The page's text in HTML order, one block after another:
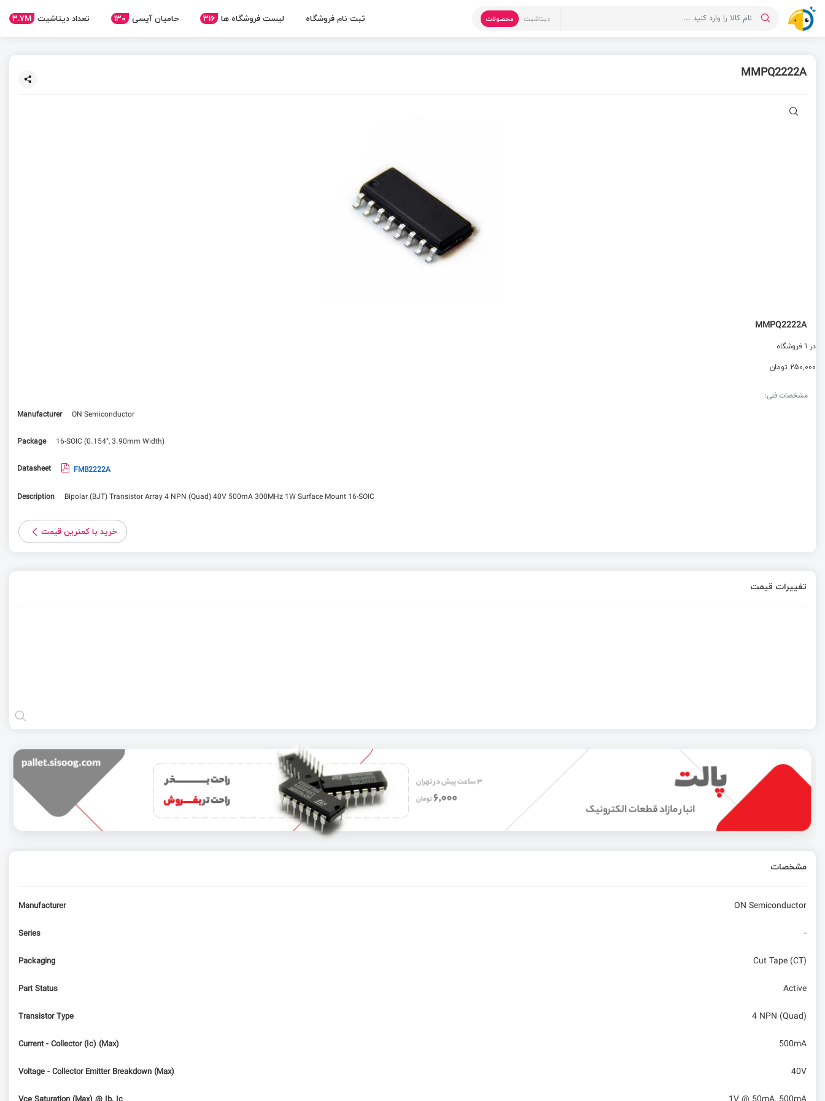
دیتاشیت محصولات ثبت نام فروشگاه لیست فروشگاه ها 316 حامیان آیسی 130 تعداد دیتاشیت 3.7M
MMPQ2222A
MMPQ2222A
در 1 فروشگاه
250,000 تومان
مشخصات فنی:
Manufacturer
ON Semiconductor
Package 16-SOIC (0.154", 3.90mm Width)
Datasheet FMB2222A
Description Bipolar (BJT) Transistor Array 4 NPN (Quad) 40V 500mA 300MHz 1W Surface Mount 16-SOIC
خرید با کمترین قیمت
تغییرات قیمت
مشخصات
Manufacturer ON Semiconductor
Series -
Packaging Cut Tape (CT)
Part Status Active
Transistor Type 4 NPN (Quad)
Current - Collector (Ic) (Max) 500mA
Voltage - Collector Emitter Breakdown (Max) 40V